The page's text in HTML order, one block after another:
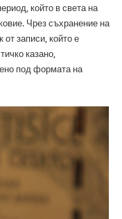
който в света на
Чрез съхранение на
записи, който е
казано,
под формата на